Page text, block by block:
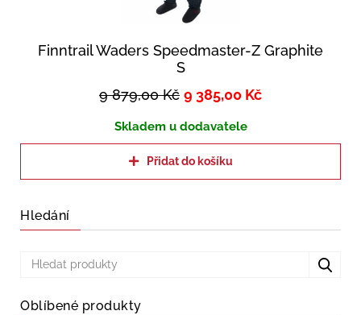
Finntrail Waders Speedmaster-Z Graphite
S
9 879,00Kč 9 385,00 Kč
Skladem u dodavatele
Přidat do košíku
Hledání
Oblíbené produkty